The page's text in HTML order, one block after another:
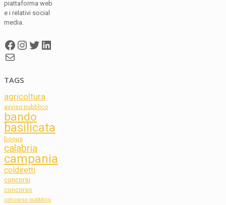
piattaforma web
e i relativi social
media.
Facebook
Instagram
Twitter
LinkedIn
Mail
TAGS
agricoltura
avviso pubblico
bando
basilicata
bonus
calabria
campania
coldiretti
concorsi
concorso
concorso pubblico